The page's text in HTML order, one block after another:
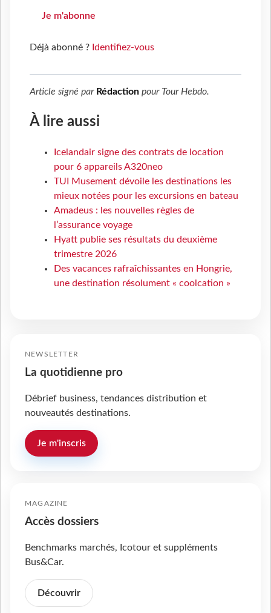
Je m'abonne
Déjà abonné ? Identifiez-vous
Article signé par Rédaction pour Tour Hebdo.
À lire aussi
Icelandair signe des contrats de location
pour 6 appareils A320neo
TUI Musement dévoile les destinations les
mieux notées pour les excursions en bateau
Amadeus : les nouvelles règles de
l’assurance voyage
Hyatt publie ses résultats du deuxième
trimestre 2026
Des vacances rafraîchissantes en Hongrie,
une destination résolument « coolcation »
NEWSLETTER
La quotidienne pro
Débrief business, tendances distribution et
nouveautés destinations.
Je m'inscris
MAGAZINE
Accès dossiers
Benchmarks marchés, Icotour et suppléments
Bus&Car.
Découvrir